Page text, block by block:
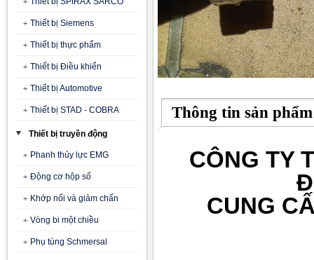
Thiết bị Siemens
Thiết bị thực phẩm
Thiết bị Điều khiển
Thiết bị Automotive
Thiết bị STAD - COBRA
Thiết bị truyền động
Phanh thủy lực EMG
Động cơ hộp số
Khớp nối và giảm chấn
Vòng bi một chiều
Phụ tùng Schmersal
Thông tin sản phẩm
CÔNG TY
CUNG